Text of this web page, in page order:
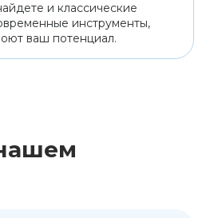
и классические
инструменты,
ваш потенциал.